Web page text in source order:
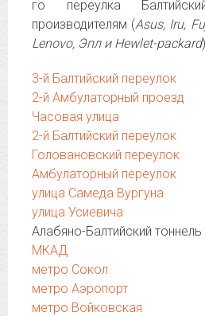
го переулка
производителям (Asus, Iru,
Lenovo, Эпл и Hewlet-packard
3-й Балтийский переулок
2-й Амбулаторный проезд
Часовая улица
2-й Балтийский переулок
Головановский переулок
Амбулаторный переулок
улица Самеда Вургуна
улица Усиевича
Алабяно-Балтийский тоннель
МКАД
метро Сокол
метро Аэропорт
метро Войковская